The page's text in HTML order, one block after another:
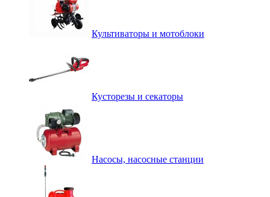
Культиваторы и мотоблоки
Кусторезы и секаторы
Насосы, насосные станции